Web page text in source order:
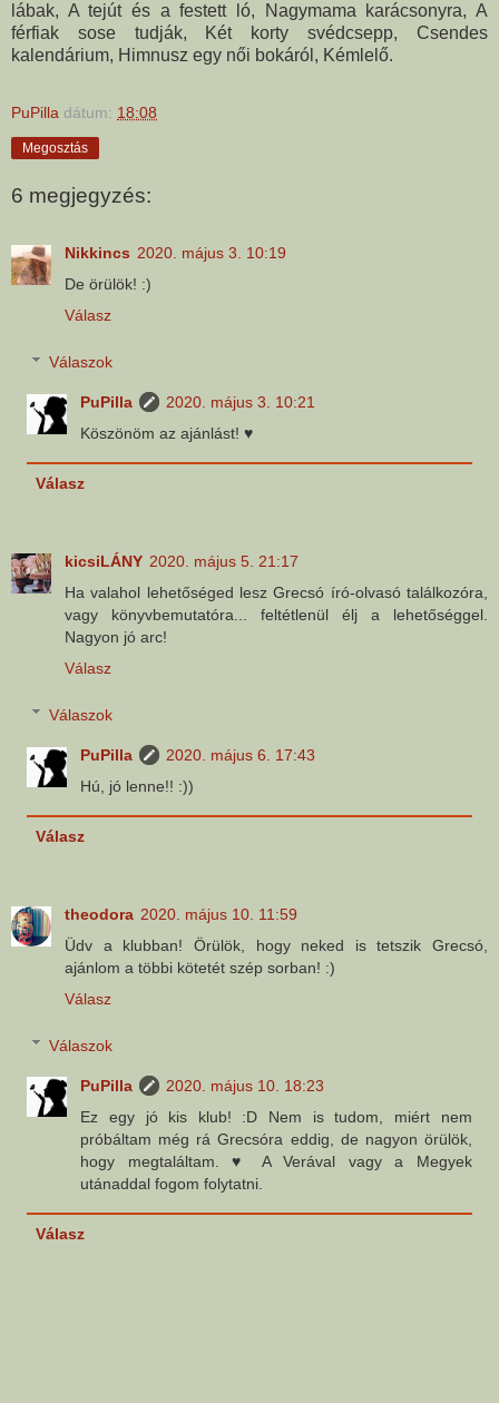
lábak, A tejút és a festett ló, Nagymama karácsonyra, A
férfiak sose tudják, Két korty svédcsepp, Csendes
kalendárium, Himnusz egy női bokáról, Kémlelő.
PuPilla dátum: 18:08
Megosztás
6 megjegyzés:
Nikkincs 2020. május 3. 10:19
De örülök! :)
Válasz
Válaszok
PuPilla
2020. május 3. 10:21
Köszönöm az ajánlást! ♥
Válasz
kicsiLÁNY 2020. május 5. 21:17
Ha valahol lehetőséged lesz Grecsó író-olvasó találkozóra,
vagy könyvbemutatóra... feltétlenül élj a lehetőséggel.
Nagyon jó arc!
Válasz
Válaszok
PuPilla
2020. május 6. 17:43
Hú, jó lenne!! :))
Válasz
theodora 2020. május 10. 11:59
Üdv a klubban! Örülök, hogy neked is tetszik Grecsó,
ajánlom a többi kötetét szép sorban! :)
Válasz
Válaszok
PuPilla
2020. május 10. 18:23
Ez egy jó kis klub! :D Nem is tudom, miért nem
próbáltam még rá Grecsóra eddig, de nagyon örülök,
hogy megtaláltam. ♥ A Verával vagy a Megyek
utánaddal fogom folytatni.
Válasz